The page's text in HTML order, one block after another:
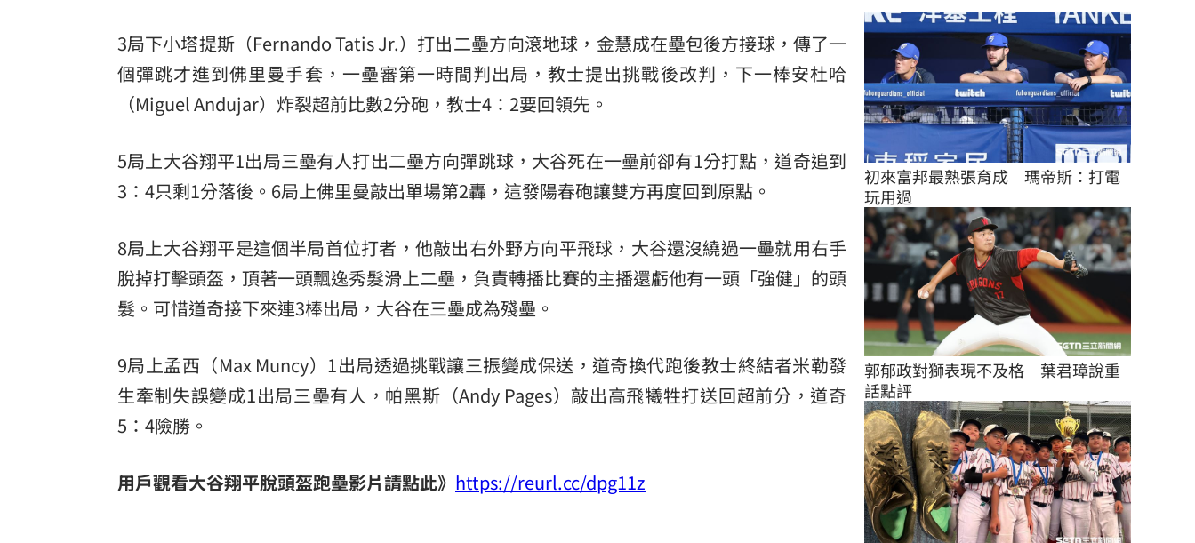
3局下小塔提斯（Fernando Tatis Jr.）打出二壘方向滾地球，金慧成在壘包後方接球，傳了一
個彈跳才進到佛里曼手套，一壘審第一時間判出局，教士提出挑戰後改判，下一棒安杜哈
（Miguel Andujar）炸裂超前比數2分砲，教士4：2要回領先。
5局上大谷翔平1出局三壘有人打出二壘方向彈跳球，大谷死在一壘前卻有1分打點，道奇追到
3：4只剩1分落後。6局上佛里曼敲出單場第2轟，這發陽春砲讓雙方再度回到原點。
8局上大谷翔平是這個半局首位打者，他敲出右外野方向平飛球，大谷還沒繞過一壘就用右手
脫掉打擊頭盔，頂著一頭飄逸秀髮滑上二壘，負責轉播比賽的主播還虧他有一頭「強健」的頭
髮。可惜道奇接下來連3棒出局，大谷在三壘成為殘壘。
9局上孟西（Max Muncy）1出局透過挑戰讓三振變成保送，道奇換代跑後教士終結者米勒發
生牽制失誤變成1出局三壘有人，帕黑斯（Andy Pages）敲出高飛犧牲打送回超前分，道奇
5：4險勝。
用戶觀看大谷翔平脫頭盔跑壘影片請點此》 https://reurl.cc/dpg11z
初來富邦最熟張育成　瑪帝斯：打電
玩用過
郭郁政對獅表現不及格　葉君璋說重
話點評